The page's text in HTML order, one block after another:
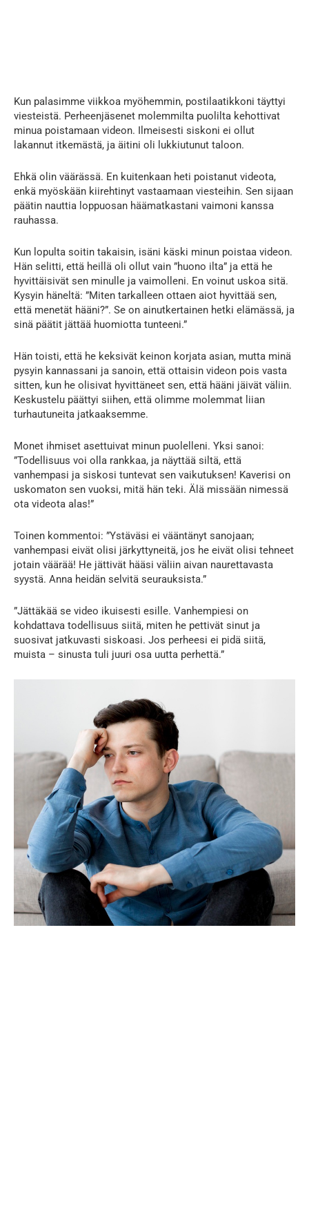
Kun palasimme viikkoa myöhemmin, postilaatikkoni täyttyi
viesteistä. Perheenjäsenet molemmilta puolilta kehottivat
minua poistamaan videon. Ilmeisesti siskoni ei ollut
lakannut itkemästä, ja äitini oli lukkiutunut taloon.
Ehkä olin väärässä. En kuitenkaan heti poistanut videota,
enkä myöskään kiirehtinyt vastaamaan viesteihin. Sen sijaan
päätin nauttia loppuosan häämatkastani vaimoni kanssa
rauhassa.
Kun lopulta soitin takaisin, isäni käski minun poistaa videon.
Hän selitti, että heillä oli ollut vain ”huono ilta” ja että he
hyvittäisivät sen minulle ja vaimolleni. En voinut uskoa sitä.
Kysyin häneltä: ”Miten tarkalleen ottaen aiot hyvittää sen,
että menetät hääni?”. Se on ainutkertainen hetki elämässä, ja
sinä päätit jättää huomiotta tunteeni.”
Hän toisti, että he keksivät keinon korjata asian, mutta minä
pysyin kannassani ja sanoin, että ottaisin videon pois vasta
sitten, kun he olisivat hyvittäneet sen, että hääni jäivät väliin.
Keskustelu päättyi siihen, että olimme molemmat liian
turhautuneita jatkaaksemme.
Monet ihmiset asettuivat minun puolelleni. Yksi sanoi:
”Todellisuus voi olla rankkaa, ja näyttää siltä, että
vanhempasi ja siskosi tuntevat sen vaikutuksen! Kaverisi on
uskomaton sen vuoksi, mitä hän teki. Älä missään nimessä
ota videota alas!”
Toinen kommentoi: ”Ystäväsi ei vääntänyt sanojaan;
vanhempasi eivät olisi järkyttyneitä, jos he eivät olisi tehneet
jotain väärää! He jättivät hääsi väliin aivan naurettavasta
syystä. Anna heidän selvitä seurauksista.”
”Jättäkää se video ikuisesti esille. Vanhempiesi on
kohdattava todellisuus siitä, miten he pettivät sinut ja
suosivat jatkuvasti siskoasi. Jos perheesi ei pidä siitä,
muista – sinusta tuli juuri osa uutta perhettä.”